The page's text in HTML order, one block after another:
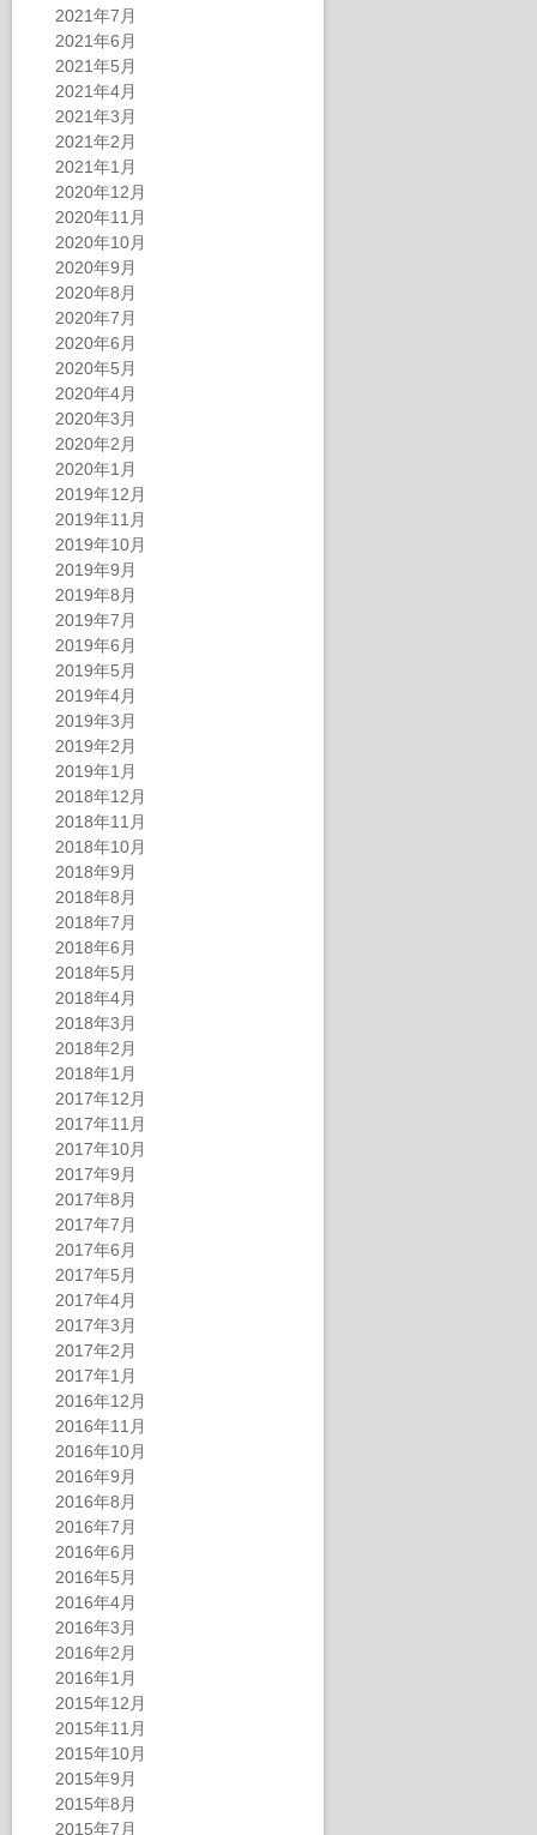
2021年7月
2021年6月
2021年5月
2021年4月
2021年3月
2021年2月
2021年1月
2020年12月
2020年11月
2020年10月
2020年9月
2020年8月
2020年7月
2020年6月
2020年5月
2020年4月
2020年3月
2020年2月
2020年1月
2019年12月
2019年11月
2019年10月
2019年9月
2019年8月
2019年7月
2019年6月
2019年5月
2019年4月
2019年3月
2019年2月
2019年1月
2018年12月
2018年11月
2018年10月
2018年9月
2018年8月
2018年7月
2018年6月
2018年5月
2018年4月
2018年3月
2018年2月
2018年1月
2017年12月
2017年11月
2017年10月
2017年9月
2017年8月
2017年7月
2017年6月
2017年5月
2017年4月
2017年3月
2017年2月
2017年1月
2016年12月
2016年11月
2016年10月
2016年9月
2016年8月
2016年7月
2016年6月
2016年5月
2016年4月
2016年3月
2016年2月
2016年1月
2015年12月
2015年11月
2015年10月
2015年9月
2015年8月
2015年7月